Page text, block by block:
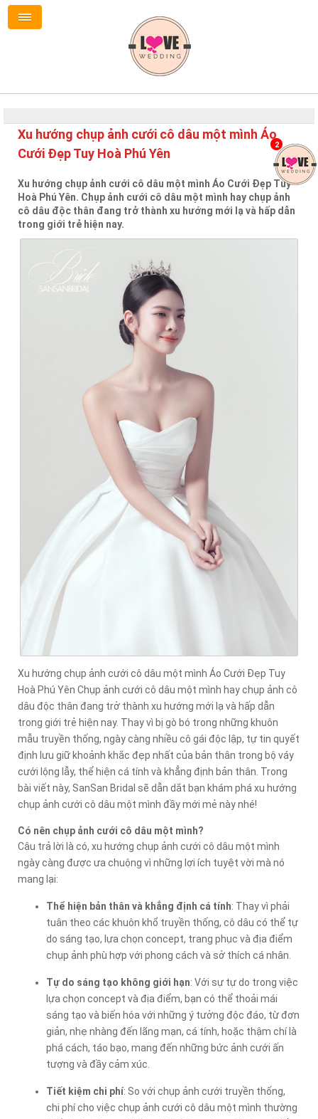
Xu hướng chụp ảnh cưới cô dâu một mình Áo
Cưới Đẹp Tuy Hoà Phú Yên
Xu hướng chụp ảnh cưới cô dâu một mình Áo Cưới Đẹp Tuy
Hoà Phú Yên. Chụp ảnh cưới cô dâu một mình hay chụp ảnh
cô dâu độc thân đang trở thành xu hướng mới lạ và hấp dẫn
trong giới trẻ hiện nay.
Xu hướng chụp ảnh cưới cô dâu một mình Áo Cưới Đẹp Tuy
Hoà Phú Yên Chụp ảnh cưới cô dâu một mình hay chụp ảnh cô
dâu độc thân đang trở thành xu hướng mới lạ và hấp dẫn
trong giới trẻ hiện nay. Thay vì bị gò bó trong những khuôn
mẫu truyền thống, ngày càng nhiều cô gái độc lập, tự tin quyết
định lưu giữ khoảnh khắc đẹp nhất của bản thân trong bộ váy
cưới lộng lẫy, thể hiện cá tính và khẳng định bản thân. Trong
bài viết này, SanSan Bridal sẽ dẫn dắt bạn khám phá xu hướng
chụp ảnh cưới cô dâu một mình đầy mới mẻ này nhé!
Có nên chụp ảnh cưới cô dâu một mình?
Câu trả lời là có, xu hướng chụp ảnh cưới cô dâu một mình
ngày càng được ưa chuộng vì những lợi ích tuyệt vời mà nó
mang lại:
Thể hiện bản thân và khẳng định cá tính: Thay vì phải
tuân theo các khuôn khổ truyền thống, cô dâu có thể tự
do sáng tạo, lựa chọn concept, trang phục và địa điểm
chụp ảnh phù hợp với phong cách và sở thích cá nhân.
Tự do sáng tạo không giới hạn: Với sự tự do trong việc
lựa chọn concept và địa điểm, bạn có thể thoải mái
sáng tạo và biến hóa với những ý tưởng độc đáo, từ đơn
giản, nhẹ nhàng đến lãng mạn, cá tính, hoặc thậm chí là
phá cách, táo bạo, mang đến những bức ảnh cưới ấn
tượng và đầy cảm xúc.
Tiết kiệm chi phí: So với chụp ảnh cưới truyền thống,
chi phí cho việc chụp ảnh cưới cô dâu một mình thường
2